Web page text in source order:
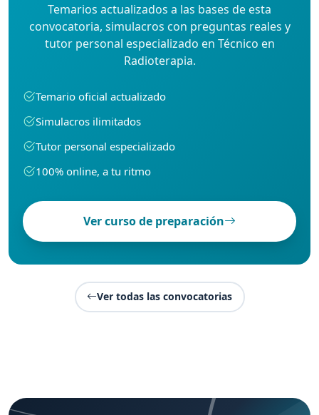
Temarios actualizados a las bases de esta
convocatoria, simulacros con preguntas reales y
tutor personal especializado en Técnico en
Radioterapia.
Temario oficial actualizado
Simulacros ilimitados
Tutor personal especializado
100% online, a tu ritmo
Ver curso de preparación
Ver todas las convocatorias